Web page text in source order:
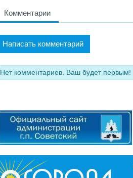
Комментарии
Написать комментарий
Нет комментариев. Ваш будет первым!